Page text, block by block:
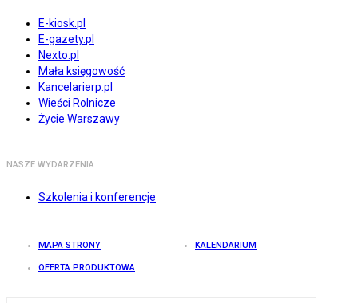
E-kiosk.pl
E-gazety.pl
Nexto.pl
Mała księgowość
Kancelarierp.pl
Wieści Rolnicze
Życie Warszawy
NASZE WYDARZENIA
Szkolenia i konferencje
MAPA STRONY KALENDARIUM
OFERTA PRODUKTOWA